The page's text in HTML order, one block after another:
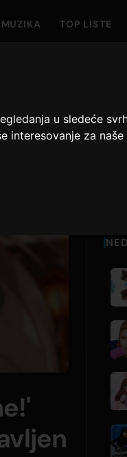
u sledeće
interesovanje za
MUZIKA TOP LISTE